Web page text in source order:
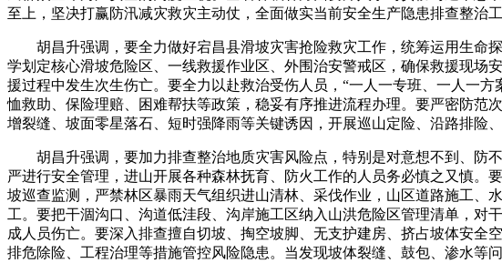
至上，坚决打赢防汛减灾救灾主动仗，全面做实当前安全生产隐患排查整治
胡昌升强调，要全力做好宕昌县滑坡灾害抢险救灾工作，统筹运用生命
学划定核心滑坡危险区、一线救援作业区、外围治安警戒区，确保救援现
援过程中发生次生伤亡。要全力以赴救治受伤人员，“一人一专班、一人一
恤救助、保险理赔、困难帮扶等政策，稳妥有序推进流程办理。要严密防
增裂缝、坡面零星落石、短时强降雨等关键诱因，开展巡山定险、沿路排险
胡昌升强调，要加力排查整治地质灾害风险点，特别是对意想不到、防
严进行安全管理，进山开展各种森林抚育、防火工作的人员务必慎之又慎
坡巡查监测，严禁林区暴雨天气组织进山清林、采伐作业，山区道路施工
工。要把干涸沟口、沟道低洼段、沟岸施工区纳入山洪危险区管理清单，
成人员伤亡。要深入排查擅自切坡、掏空坡脚、无支护建房、挤占坡体安全
排危除险、工程治理等措施管控风险隐患。当发现坡体裂缝、鼓包、渗水等